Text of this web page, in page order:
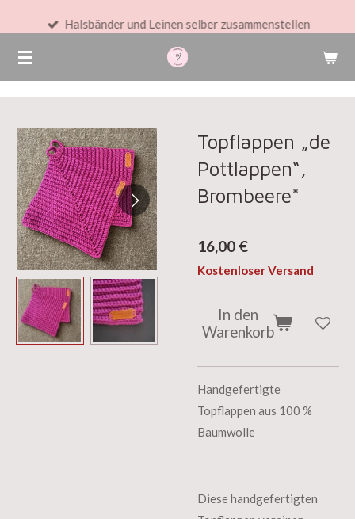
springen
Halsbänder und Leinen selber zusammenstellen
Topflappen „de
Pottlappen“,
Brombeere*
16,00 €
Kostenloser Versand
In den
Warenkorb
Handgefertigte
Topflappen aus 100 %
Baumwolle
Diese handgefertigten